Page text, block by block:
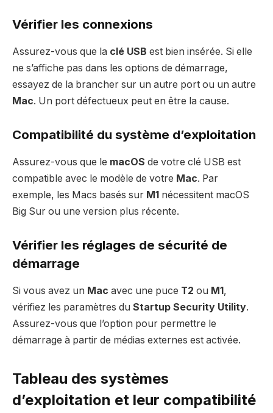
Vérifier les connexions
Assurez-vous que la clé USB est bien insérée. Si elle
ne s’affiche pas dans les options de démarrage,
essayez de la brancher sur un autre port ou un autre
Mac. Un port défectueux peut en être la cause.
Compatibilité du système d’exploitation
Assurez-vous que le macOS de votre clé USB est
compatible avec le modèle de votre Mac. Par
exemple, les Macs basés sur M1 nécessitent macOS
Big Sur ou une version plus récente.
Vérifier les réglages de sécurité de
démarrage
Si vous avez un Mac avec une puce T2 ou M1,
vérifiez les paramètres du Startup Security Utility.
Assurez-vous que l’option pour permettre le
démarrage à partir de médias externes est activée.
Tableau des systèmes
d’exploitation et leur compatibilité